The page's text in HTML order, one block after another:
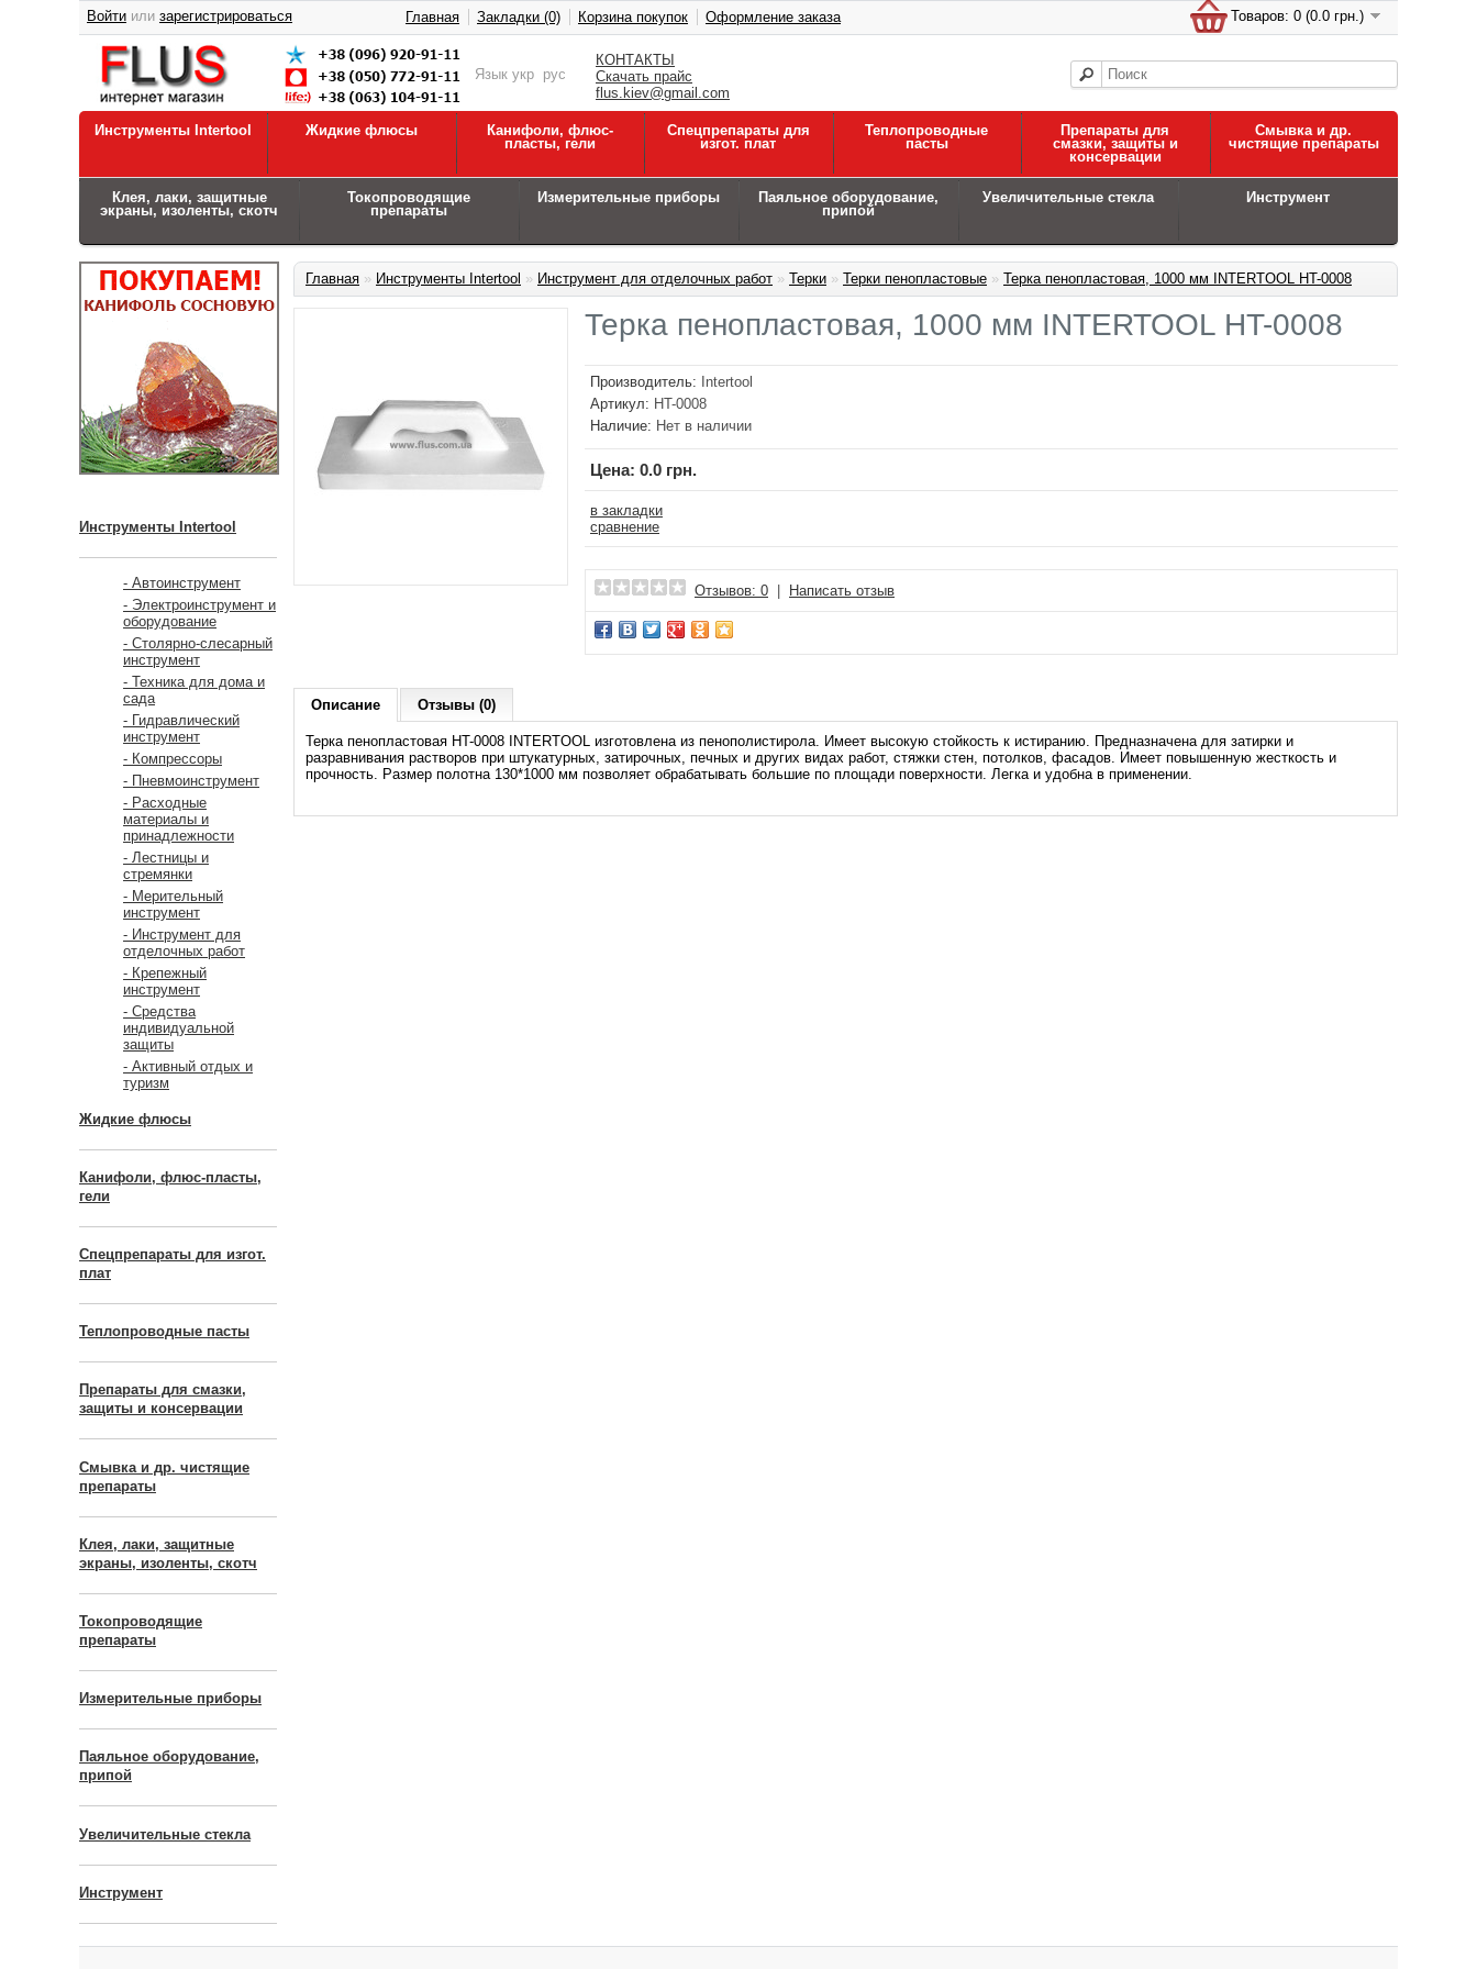
КОНТАКТЫ
Скачать прайс
flus.kiev@gmail.com
Язык укр рус
Товаров: 0 (0.0 грн.)
Войти или зарегистрироваться Главная Закладки (0) Корзина покупок Оформление заказа
Инструменты Intertool Жидкие флюсы
Канифоли, флюс-
пласты, гели
Спецпрепараты для
изгот. плат
Теплопроводные
пасты
Препараты для
смазки, защиты и
консервации
Смывка и др.
чистящие препараты
Клея, лаки, защитные
экраны, изоленты, скотч
Токопроводящие
препараты
Измерительные приборы
Паяльное оборудование,
припой
Увеличительные стекла Инструмент
Инструменты Intertool
- Автоинструмент
- Электроинструмент и
оборудование
- Столярно-слесарный
инструмент
- Техника для дома и
сада
- Гидравлический
инструмент
- Компрессоры
- Пневмоинструмент
- Расходные
материалы и
принадлежности
- Лестницы и
стремянки
- Мерительный
инструмент
- Инструмент для
отделочных работ
- Крепежный
инструмент
- Средства
индивидуальной
защиты
- Активный отдых и
туризм
Жидкие флюсы
Канифоли, флюс-пласты,
гели
Спецпрепараты для изгот.
плат
Теплопроводные пасты
Препараты для смазки,
защиты и консервации
Смывка и др. чистящие
препараты
Клея, лаки, защитные
экраны, изоленты, скотч
Токопроводящие
препараты
Измерительные приборы
Паяльное оборудование,
припой
Увеличительные стекла
Инструмент
Главная » Инструменты Intertool » Инструмент для отделочных работ » Терки » Терки пенопластовые » Терка пенопластовая, 1000 мм INTERTOOL HT-0008
Терка пенопластовая, 1000 мм INTERTOOL HT-0008
Производитель:
Intertool
Артикул: HT-0008
Наличие: Нет в наличии
Цена: 0.0 грн.
в закладки
сравнение
Отзывов: 0 Написать отзыв
Описание Отзывы (0)
Терка пенопластовая HT-0008 INTERTOOL изготовлена из пенополистирола. Имеет высокую стойкость к истиранию. Предназначена для затирки и
разравнивания растворов при штукатурных, затирочных, печных и других видах работ, стяжки стен, потолков, фасадов. Имеет повышенную жесткость и
прочность. Размер полотна 130*1000 мм позволяет обрабатывать большие по площади поверхности. Легка и удобна в применении.